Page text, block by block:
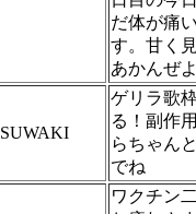
だ体が痛
す。甘く
あかんぜ
SUWAKI
ゲリラ歌
る！副作
らちゃん
でね
ワクチン